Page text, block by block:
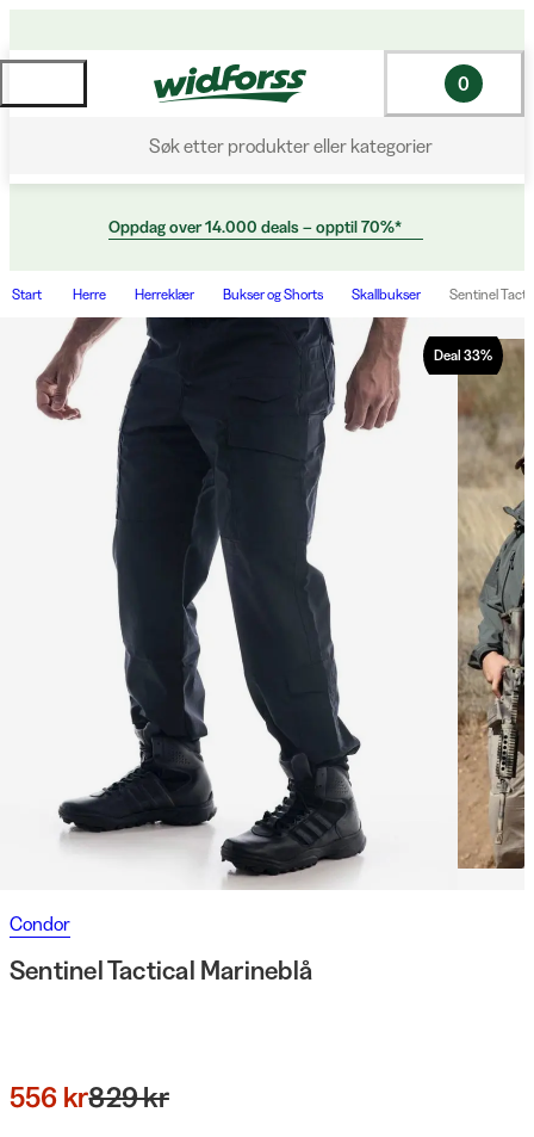
Søk etter produkter eller kategorier
0
Oppdag over 14.000 deals – opptil 70%*
Start Herre Herreklær Bukser og Shorts Skallbukser Sentinel
Deal 33%
Condor
Sentinel Tactical Marineblå
556 kr829 kr